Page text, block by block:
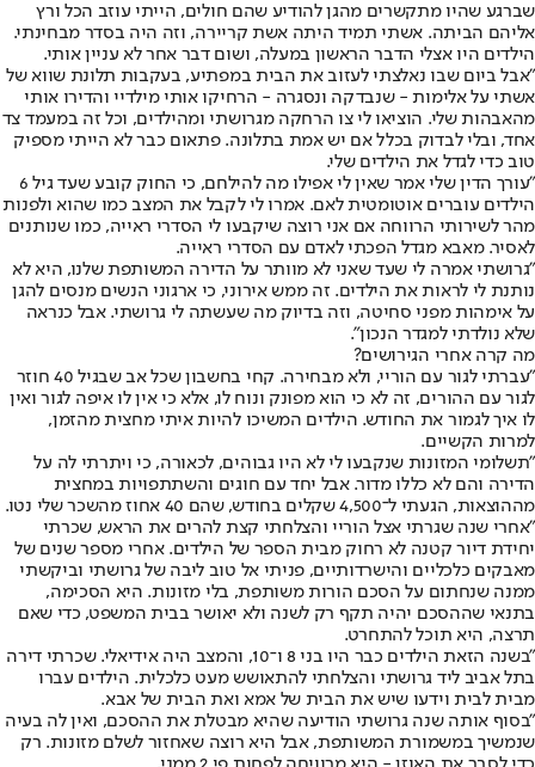
שברגע שהיו מתקשרים מהגן להודיע שהם חולים, הייתי עוזב הכל ורץ
אליהם הביתה. אשתי תמיד היתה אשת קריירה, וזה היה בסדר מבחינתי.
הילדים היו אצלי הדבר הראשון במעלה, ושום דבר אחר לא עניין אותי.
"אבל ביום שבו נאלצתי לעזוב את הבית במפתיע, בעקבות תלונת שווא של
אשתי על אלימות - שנבדקה ונסגרה - הרחיקו אותי מילדיי והדירו אותי
מהאבהות שלי. הוציאו לי צו הרחקה מגרושתי ומהילדים, וכל זה במעמד צד
אחד, ובלי לבדוק בכלל אם יש אמת בתלונה. פתאום כבר לא הייתי מספיק
טוב כדי לגדל את הילדים שלי.
"עורך הדין שלי אמר שאין לי אפילו מה להילחם, כי החוק קובע שעד גיל 6
הילדים עוברים אוטומטית לאם. אמרו לי לקבל את המצב כמו שהוא ולפנות
מהר לשירותי הרווחה אם אני רוצה שיקבעו לי הסדרי ראייה, כמו שנותנים
לאסיר. מאבא מגדל הפכתי לאדם עם הסדרי ראייה.
"גרושתי אמרה לי שעד שאני לא מוותר על הדירה המשותפת שלנו, היא לא
נותנת לי לראות את הילדים. זה ממש אירוני, כי ארגוני הנשים מנסים להגן
על אימהות מפני סחיטה, וזה בדיוק מה שעשתה לי גרושתי. אבל כנראה
שלא נולדתי למגדר הנכון".
מה קרה אחרי הגירושים?
"עברתי לגור עם הוריי, ולא מבחירה. קחי בחשבון שכל אב שבגיל 40 חוזר
לגור עם ההורים, זה לא כי הוא מפונק ונוח לו, אלא כי אין לו איפה לגור ואין
לו איך לגמור את החודש. הילדים המשיכו להיות איתי מחצית מהזמן,
למרות הקשיים.
"תשלומי המזונות שנקבעו לי לא היו גבוהים, לכאורה, כי ויתרתי לה על
הדירה והם לא כללו מדור. אבל יחד עם חוגים והשתתפויות במחצית
מההוצאות, הגעתי ל־4,500 שקלים בחודש, שהם 40 אחוז מהשכר שלי נטו.
"אחרי שנה שגרתי אצל הוריי והצלחתי קצת להרים את הראש, שכרתי
יחידת דיור קטנה לא רחוק מבית הספר של הילדים. אחרי מספר שנים של
מאבקים כלכליים והישרדותיים, פניתי אל טוב ליבה של גרושתי וביקשתי
ממנה שנחתום על הסכם הורות משותפת, בלי מזונות. היא הסכימה,
בתנאי שההסכם יהיה תקף רק לשנה ולא יאושר בבית המשפט, כדי שאם
תרצה, היא תוכל להתחרט.
"בשנה הזאת הילדים כבר היו בני 8 ו־10, והמצב היה אידיאלי. שכרתי דירה
בתל אביב ליד גרושתי והצלחתי להתאושש מעט כלכלית. הילדים עברו
מבית לבית וידעו שיש את הבית של אמא ואת הבית של אבא.
"בסוף אותה שנה גרושתי הודיעה שהיא מבטלת את ההסכם, ואין לה בעיה
שנמשיך במשמורת המשותפת, אבל היא רוצה שאחזור לשלם מזונות. רק